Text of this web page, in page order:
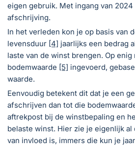
eigen gebruik. Met ingang van
afschrijving.
In het verleden kon je op basis van
levensduur [4] jaarlijks een bedrag
laste van de winst brengen. Op
bodemwaarde [5] ingevoerd,
waarde.
Eenvoudig betekent dit dat je een
afschrijven dan tot die
aftrekpost bij de winstbepaling en
belaste winst. Hier zie je eigenlijk al
van invloed is, immers die kun je